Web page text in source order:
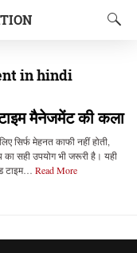
in hindi
मैनेजमेंट की कला
सिर्फ मेहनत काफी नहीं होती,
सही उपयोग भी जरूरी है। यही
टाइम… Read More